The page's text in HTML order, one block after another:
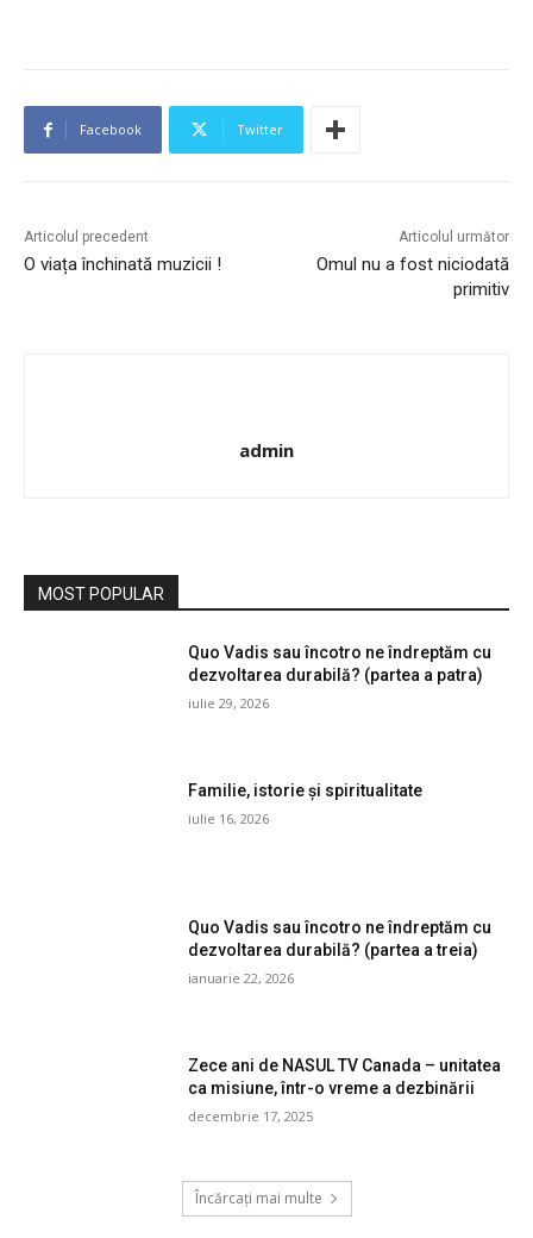
Facebook Twitter
Articolul precedent
O viața închinată muzicii !
Articolul următor
Omul nu a fost niciodată
primitiv
admin
MOST POPULAR
Quo Vadis sau încotro ne îndreptăm cu
dezvoltarea durabilă? (partea a patra)
iulie 29, 2026
Familie, istorie și spiritualitate
iulie 16, 2026
Quo Vadis sau încotro ne îndreptăm cu
dezvoltarea durabilă? (partea a treia)
ianuarie 22, 2026
Zece ani de NASUL TV Canada – unitatea
ca misiune, într-o vreme a dezbinării
decembrie 17, 2025
Încărcați mai multe